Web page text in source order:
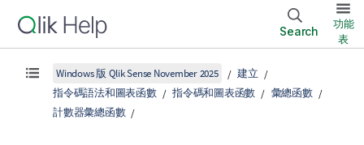
Search
功能
表
Windows 版 Qlik Sense November 2025
建立
指令碼語法和圖表函數
指令碼和圖表函數
彙總函數
計數器彙總函數